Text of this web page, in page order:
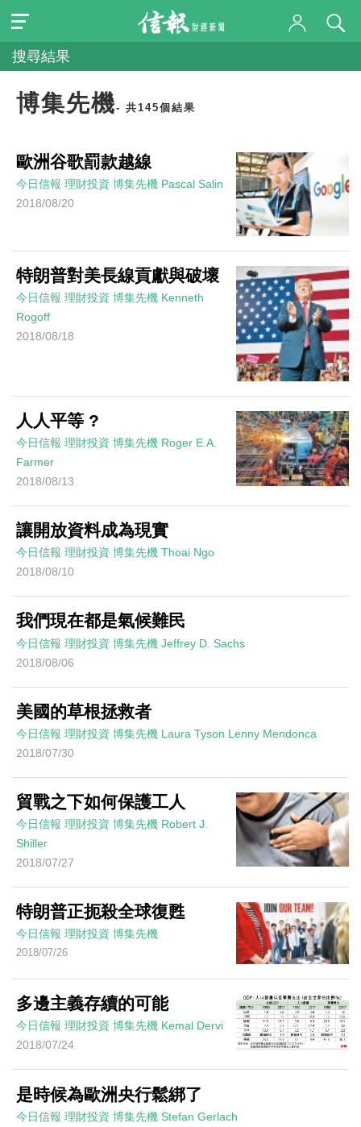
搜尋結果
博集先機- 共145個結果
歐洲谷歌罰款越線
今日信報 理財投資 博集先機 Pascal Salin
2018/08/20
特朗普對美長線貢獻與破壞
今日信報 理財投資 博集先機 Kenneth
Rogoff
2018/08/18
人人平等 ?
今日信報 理財投資 博集先機 Roger E.A.
Farmer
2018/08/13
讓開放資料成為現實
今日信報 理財投資 博集先機 Thoai Ngo
2018/08/10
我們現在都是氣候難民
今日信報 理財投資 博集先機 Jeffrey D. Sachs
2018/08/06
美國的草根拯救者
今日信報 理財投資 博集先機 Laura Tyson Lenny Mendonca
2018/07/30
貿戰之下如何保護工人
今日信報 理財投資 博集先機 Robert J.
Shiller
2018/07/27
特朗普正扼殺全球復甦
今日信報 理財投資 博集先機
2018/07/26
多邊主義存續的可能
今日信報 理財投資 博集先機 Kemal Dervi
2018/07/24
是時候為歐洲央行鬆綁了
今日信報 理財投資 博集先機 Stefan Gerlach